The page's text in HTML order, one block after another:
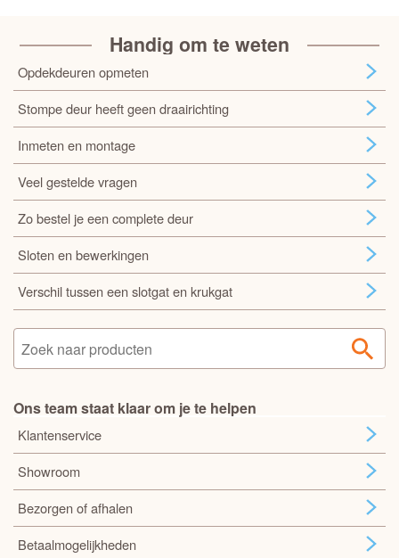
Handig om te weten
Opdekdeuren opmeten
Stompe deur heeft geen draairichting
Inmeten en montage
Veel gestelde vragen
Zo bestel je een complete deur
Sloten en bewerkingen
Verschil tussen een slotgat en krukgat
Ons team staat klaar om je te helpen
Klantenservice
Showroom
Bezorgen of afhalen
Betaalmogelijkheden